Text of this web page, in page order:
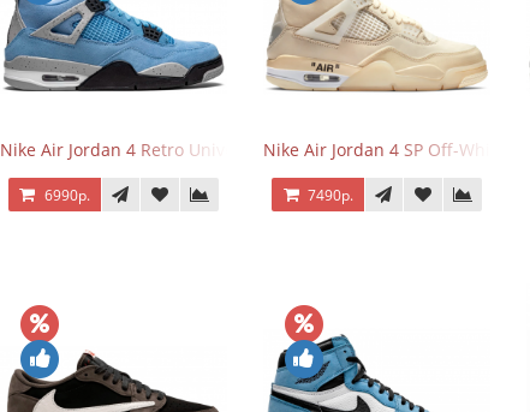
Nike Air Jordan 4 Retro University Blue
6990р.
Nike Air Jordan 4 SP Off-White Sail
7490р.